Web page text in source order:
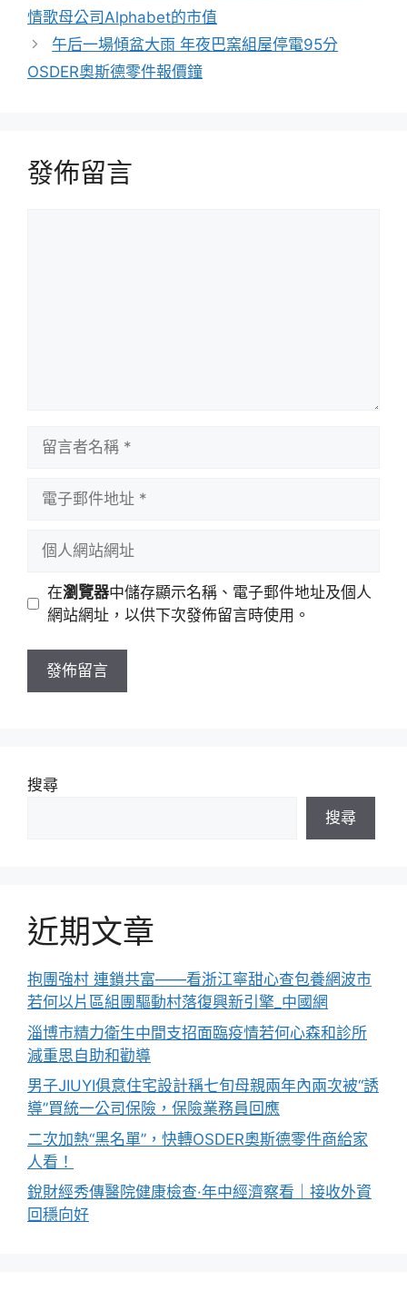
情歌母公司Alphabet的市值
午后一場傾盆大雨 年夜巴窯組屋停電95分
OSDER奧斯德零件報價鐘
發佈留言
址
站
址
在瀏覽器中儲存顯示名稱、電子郵件地址及個人
網站網址，以供下次發佈留言時使用。
搜尋
搜尋
近期文章
抱團強村 連鎖共富——看浙江寧甜心查包養網波市
若何以片區組團驅動村落復興新引擎_中國網
淄博市精力衛生中間支招面臨疫情若何心森和診所
減重思自助和勸導
男子JIUYI俱意住宅設計稱七旬母親兩年內兩次被“誘
導”買統一公司保險，保險業務員回應
二次加熱“黑名單”，快轉OSDER奧斯德零件商給家
人看！
銳財經秀傳醫院健康檢查·年中經濟察看｜接收外資
回穩向好